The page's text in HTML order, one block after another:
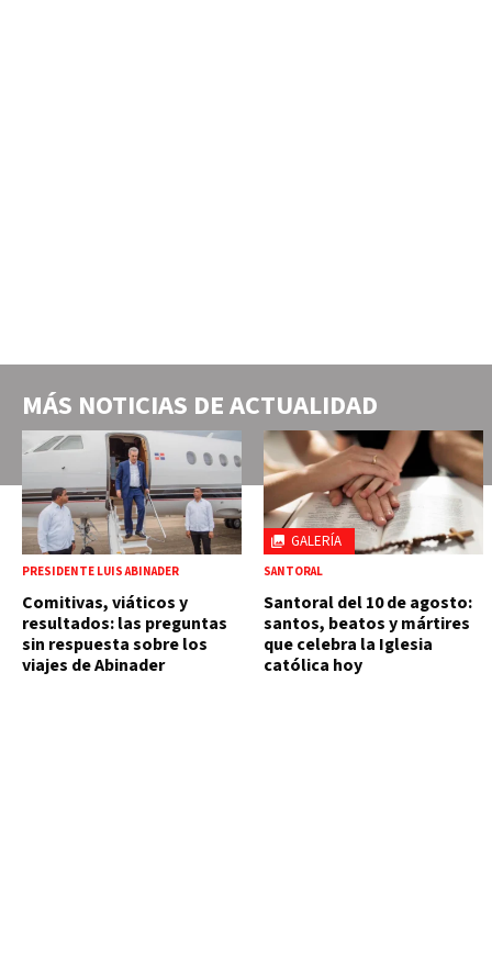
MÁS NOTICIAS DEACTUALIDAD
PRESIDENTE LUIS ABINADER
Comitivas, viáticos y
resultados: las preguntas
sin respuesta sobre los
viajes de Abinader
GALERÍA
SANTORAL
Santoral del 10 de agosto:
santos, beatos y mártires
que celebra la Iglesia
católica hoy